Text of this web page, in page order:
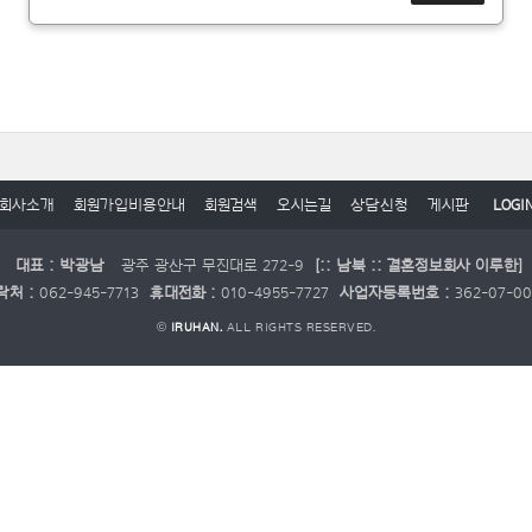
사소개 회원가입비용안내 회원검색 오시는길 상담신청 게시판 LOGIN
대표 : 박광남 광주 광산구 무진대로 272-9
[:: 남북 :: 결혼정보회사 이루한]
처 : 062-945-7713 휴대전화 : 010-4955-7727 사업자등록번호 : 362-07-
© IRUHAN. ALL RIGHTS RESERVED.